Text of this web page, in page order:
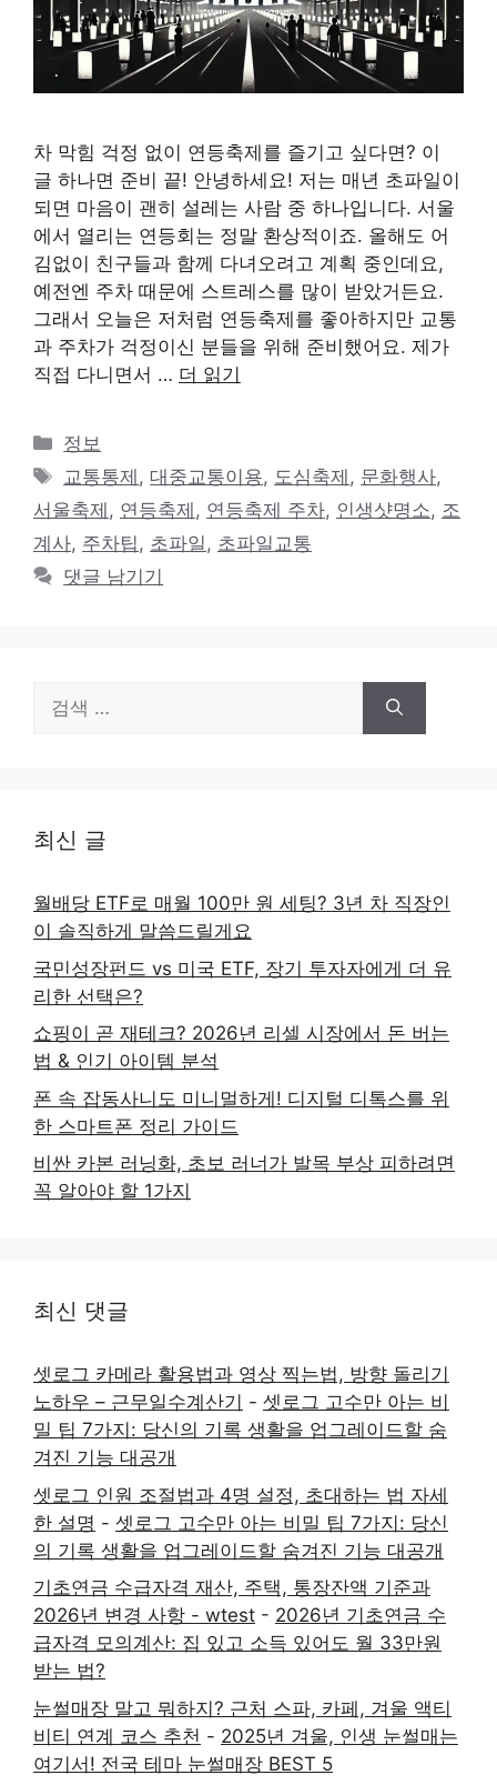
차 막힘 걱정 없이 연등축제를 즐기고 싶다면? 이
글 하나면 준비 끝! 안녕하세요! 저는 매년 초파일이
되면 마음이 괜히 설레는 사람 중 하나입니다. 서울
에서 열리는 연등회는 정말 환상적이죠. 올해도 어
김없이 친구들과 함께 다녀오려고 계획 중인데요,
예전엔 주차 때문에 스트레스를 많이 받았거든요.
그래서 오늘은 저처럼 연등축제를 좋아하지만 교통
과 주차가 걱정이신 분들을 위해 준비했어요. 제가
직접 다니면서 … 더 읽기
카
테
리
정보
태
그
교통통제 , 대중교통이용, 도심축제 , 문화행사,
서울축제 , 연등축제 , 연등축제 주차, 인생샷명소, 조
계사, 주차팁, 초파일 , 초파일교통
댓글 남기기
색:
최신 글
월배당 ETF로 매월 100만 원 세팅? 3년 차 직장인
이 솔직하게 말씀드릴게요
국민성장펀드 vs 미국 ETF, 장기 투자자에게 더 유
리한 선택은?
쇼핑이 곧 재테크? 2026년 리셀 시장에서 돈 버는
법 & 인기 아이템 분석
폰 속 잡동사니도 미니멀하게! 디지털 디톡스를 위
한 스마트폰 정리 가이드
비싼 카본 러닝화, 초보 러너가 발목 부상 피하려면
꼭 알아야 할 1가지
최신 댓글
셋로그 카메라 활용법과 영상 찍는법, 방향 돌리기
노하우 – 근무일수계산기 - 셋로그 고수만 아는 비
밀 팁 7가지: 당신의 기록 생활을 업그레이드할 숨
겨진 기능 대공개
셋로그 인원 조절법과 4명 설정, 초대하는 법 자세
한 설명 - 셋로그 고수만 아는 비밀 팁 7가지: 당신
의 기록 생활을 업그레이드할 숨겨진 기능 대공개
기초연금 수급자격 재산, 주택, 통장잔액 기준과
2026년 변경 사항 - wtest - 2026년 기초연금 수
급자격 모의계산: 집 있고 소득 있어도 월 33만원
받는 법?
눈썰매장 말고 뭐하지? 근처 스파, 카페, 겨울 액티
비티 연계 코스 추천 - 2025년 겨울, 인생 눈썰매는
여기서! 전국 테마 눈썰매장 BEST 5